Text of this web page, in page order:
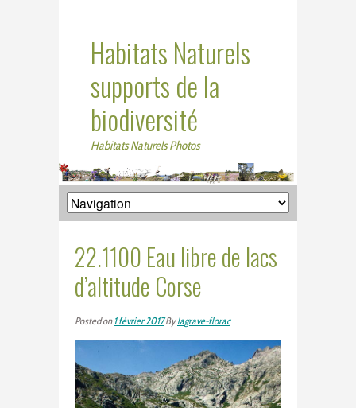
Habitats Naturels
supports de la
biodiversité
Habitats Naturels Photos
22.1100 Eau libre de lacs
d’altitude Corse
Posted on1 février 2017Bylagrave-florac